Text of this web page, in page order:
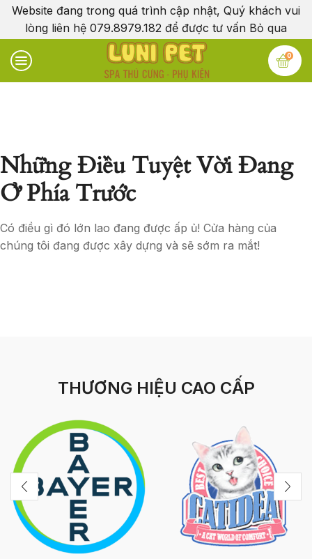
Website đang trong quá trình cập nhật, Quý khách vui
lòng liên hệ 079.8979.182 để được tư vấn Bỏ qua
0
Những Điều Tuyệt Vời Đang
Ở Phía Trước
Có điều gì đó lớn lao đang được ấp ủ! Cửa hàng của
chúng tôi đang được xây dựng và sẽ sớm ra mắt!
THƯƠNG HIỆU CAO CẤP